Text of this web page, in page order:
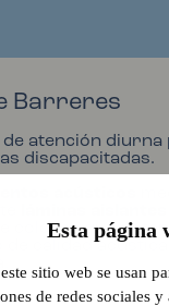
Esta página
sitio web se usan
de redes sociales
Barreres
atención diurna
discapacitadas.
colores que
de calidad acústica